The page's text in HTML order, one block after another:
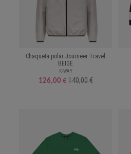
Chaqueta polar Journeer Travel
BEIGE
K-WAY
126,00 € 140,00 €